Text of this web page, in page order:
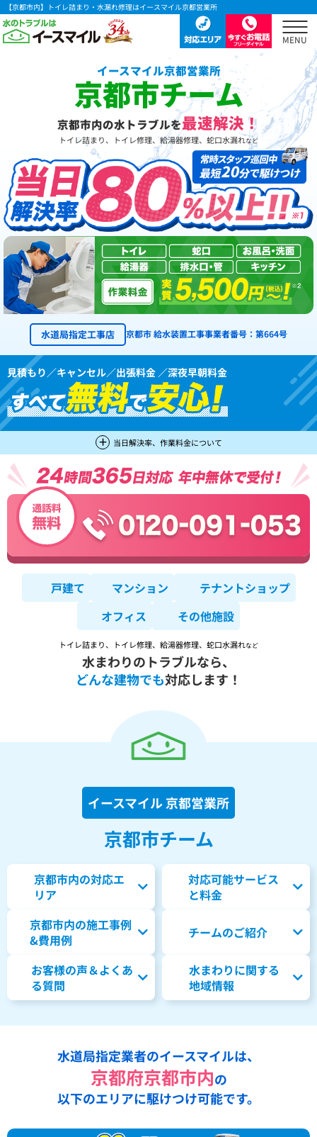
【京都市内】トイレ詰まり・水漏れ修理はイースマイル京都営業所
イースマイル京都営業所
京都市チーム
京都市内の水トラブルを最速解決！
トイレ詰まり、トイレ修理、給湯器修理、蛇口水漏れなど
水道局指定工事店 京都市 給水装置工事事業者番号：第664号
見積もり／キャンセル／出張料金 ／深夜早朝料金
当日解決率、作業料金について
戸建て マンション
テナントショップ
オフィス
その他施設
トイレ詰まり、トイレ修理、給湯器修理、蛇口水漏れなど
水まわりのトラブルなら、
どんな建物でも対応します！
イースマイル 京都営業所
京都市チーム
京都市内の対応エ
リア
対応可能サービス
と料金
京都市内の施工事例
&費用例
チームのご紹介
お客様の声＆よくあ
る質問
水まわりに関する
地域情報
水道局指定業者のイースマイルは、
京都府京都市内の
以下のエリアに駆けつけ可能です。